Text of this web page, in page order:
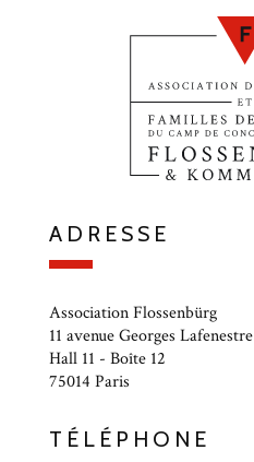
ADRESSE
Association Flossenbürg
11 avenue Georges Lafenestre
Hall 11 - Boîte 12
75014 Paris
TÉLÉPHONE